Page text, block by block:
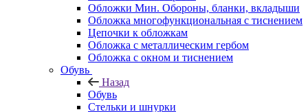
Обложки Мин. Обороны, бланки, вкладыши
Обложка многофункциональная с тиснением
Цепочки к обложкам
Обложка с металлическим гербом
Обложка с окном и тиснением
Обувь
Назад
Обувь
Стельки и шнурки